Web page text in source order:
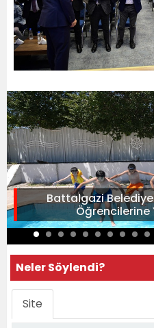
Battalgazi
Öğrencilerine
Neler Söylendi?
Site